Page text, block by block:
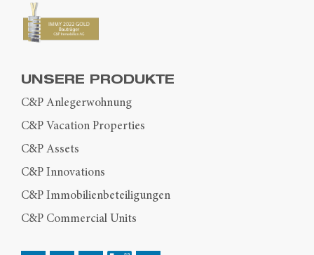
UNSERE PRODUKTE
C&P Anlegerwohnung
C&P Vacation Properties
C&P Assets
C&P Innovations
C&P Immobilienbeteiligungen
C&P Commercial Units